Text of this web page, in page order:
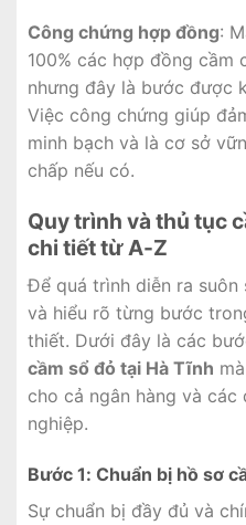
Công chứng hợp đồng:
100% các hợp đồng cầm
nhưng đây là bước được
Việc công chứng giúp
minh bạch và là cơ sở
chấp nếu có.
Quy trình và thủ tục
chi tiết từ A-Z
Để quá trình diễn ra
và hiểu rõ từng bước
thiết. Dưới đây là các
cầm sổ đỏ tại Hà Tĩnh
cho cả ngân hàng và
nghiệp.
Bước 1: Chuẩn bị hồ sơ
Sự chuẩn bị đầy đủ và